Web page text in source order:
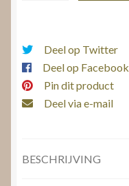
aantalDeel op Twitter
Deel op Facebook
Pin dit product
Deel via e-mail
BESCHRIJVING